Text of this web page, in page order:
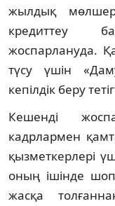
жылдық
кредиттеу
жоспарлануда.
түсу үшін
кепілдік беру
Кешенді
кадрлармен
қызметкерлері
оның ішінде
жасқа